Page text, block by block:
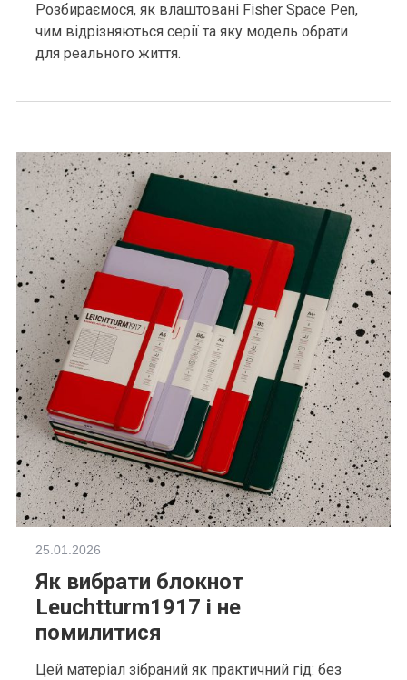
Розбираємося, як влаштовані Fisher Space Pen,
чим відрізняються серії та яку модель обрати
для реального життя.
25.01.2026
Як вибрати блокнот
Leuchtturm1917 і не
помилитися
Цей матеріал зібраний як практичний гід: без